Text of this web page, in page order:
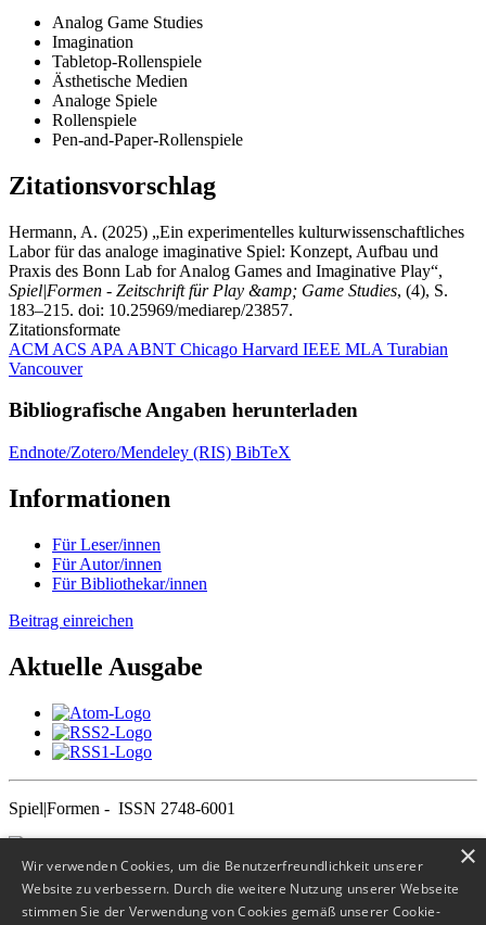
Analog Game Studies
Imagination
Tabletop-Rollenspiele
Ästhetische Medien
Analoge Spiele
Rollenspiele
Pen-and-Paper-Rollenspiele
Zitationsvorschlag
Hermann, A. (2025) „Ein experimentelles kulturwissenschaftliches
Labor für das analoge imaginative Spiel: Konzept, Aufbau und
Praxis des Bonn Lab for Analog Games and Imaginative Play“,
Spiel|Formen - Zeitschrift für Play &amp; Game Studies, (4), S.
183–215. doi: 10.25969/mediarep/23857.
Zitationsformate
ACM ACS APA ABNT Chicago Harvard IEEE MLA Turabian
Vancouver
Bibliografische Angaben herunterladen
Endnote/Zotero/Mendeley (RIS) BibTeX
Informationen
Für Leser/innen
Für Autor/innen
Für Bibliothekar/innen
Beitrag einreichen
Aktuelle Ausgabe
Spiel|Formen - ISSN 2748-6001
×
Benutzer/innen-Name* Erforderlich
Wir verwenden Cookies, um die Benutzerfreundlichkeit unserer
Website zu verbessern. Durch die weitere Nutzung unserer Webseite
stimmen Sie der Verwendung von Cookies gemäß unserer Cookie-
×